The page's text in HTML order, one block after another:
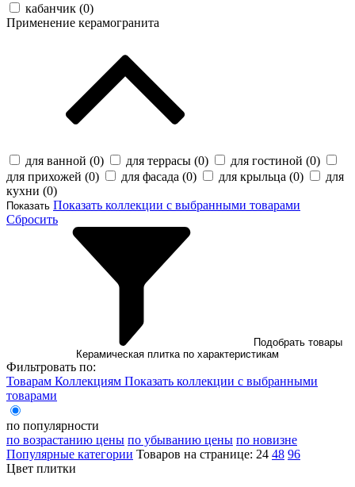
кабанчик (0)
Применение керамогранита
для ванной (0) для террасы (0) для гостиной (0)
для прихожей (0) для фасада (0) для крыльца (0)
для
кухни (0)
Показать Показать коллекции с выбранными товарами
Сбросить
Керамическая плитка по характеристикам
Фильтровать по:
Товарам Коллекциям Показать коллекции с выбранными
товарами
по популярности
по возрастанию цены по убыванию цены по новизне
Популярные категории Товаров на странице: 24 48 96
Цвет плитки